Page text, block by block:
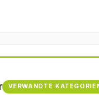
VERWANDTE